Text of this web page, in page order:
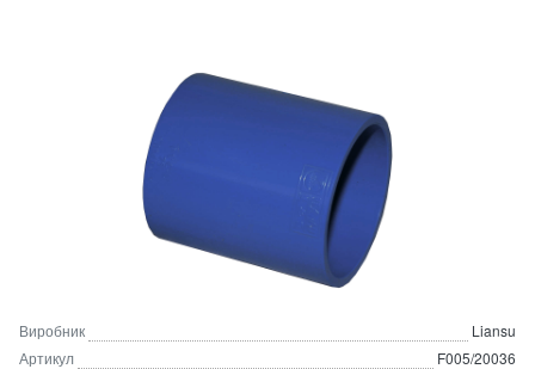
Виробник
Liansu
Артикул
F005/20036